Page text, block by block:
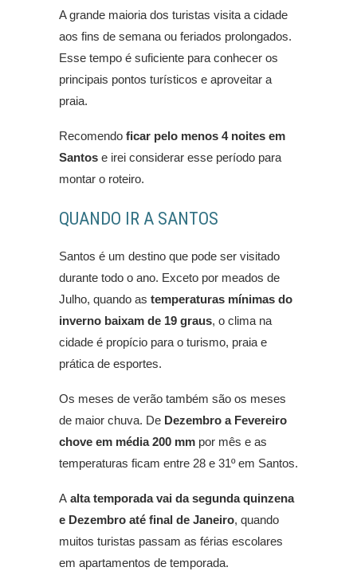
A grande maioria dos turistas visita a cidade
aos fins de semana ou feriados prolongados.
Esse tempo é suficiente para conhecer os
principais pontos turísticos e aproveitar a
praia.
Recomendo ficar pelo menos 4 noites em
Santos e irei considerar esse período para
montar o roteiro.
QUANDO IR A SANTOS
Santos é um destino que pode ser visitado
durante todo o ano. Exceto por meados de
Julho, quando as temperaturas mínimas do
inverno baixam de 19 graus, o clima na
cidade é propício para o turismo, praia e
prática de esportes.
Os meses de verão também são os meses
de maior chuva. De Dezembro a Fevereiro
chove em média 200 mm por mês e as
temperaturas ficam entre 28 e 31º em Santos.
A alta temporada vai da segunda quinzena
e Dezembro até final de Janeiro, quando
muitos turistas passam as férias escolares
em apartamentos de temporada.